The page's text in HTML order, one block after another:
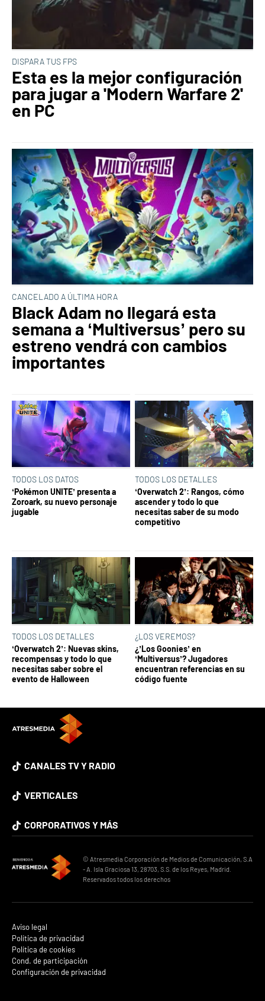
DISPARA TUS FPS
Esta es la mejor configuración
para jugar a 'Modern Warfare 2'
en PC
CANCELADO A ÚLTIMA HORA
Black Adam no llegará esta
semana a ‘Multiversus’ pero su
estreno vendrá con cambios
importantes
TODOS LOS DATOS
‘Pokémon UNITE’ presenta a
Zoroark, su nuevo personaje
jugable
TODOS LOS DETALLES
‘Overwatch 2’: Rangos, cómo
ascender y todo lo que
necesitas saber de su modo
competitivo
TODOS LOS DETALLES
‘Overwatch 2’: Nuevas skins,
recompensas y todo lo que
necesitas saber sobre el
evento de Halloween
¿LOS VEREMOS?
¿’Los Goonies’ en
‘Multiversus’? Jugadores
encuentran referencias en su
código fuente
CANALES TV Y RADIO
VERTICALES
CORPORATIVOS Y MÁS
© Atresmedia Corporación de Medios de Comunicación, S.A
- A. Isla Graciosa 13, 28703, S.S. de los Reyes, Madrid.
Reservados todos los derechos
Aviso legal
Política de privacidad
Política de cookies
Cond. de participación
Configuración de privacidad